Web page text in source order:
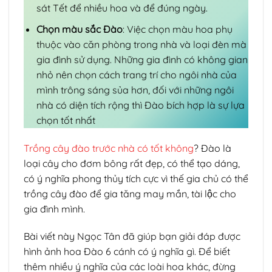
sát Tết để nhiều hoa và để đúng ngày.
Chọn màu sắc Đào: Việc chọn màu hoa phụ
thuộc vào căn phòng trong nhà và loại đèn mà
gia đình sử dụng. Những gia đình có không gian
nhỏ nên chọn cách trang trí cho ngôi nhà của
mình trông sáng sủa hơn, đối với những ngôi
nhà có diện tích rộng thì Đào bích hợp là sự lựa
chọn tốt nhất
Trồng cây đào trước nhà có tốt không? Đào là
loại cây cho đơm bông rất đẹp, có thể tạo dáng,
có ý nghĩa phong thủy tích cực vì thế gia chủ có thể
trồng cây đào để gia tăng may mắn, tài lộc cho
gia đình mình.
Bài viết này Ngọc Tân đã giúp bạn giải đáp được
hình ảnh hoa Đào 6 cánh có ý nghĩa gì. Để biết
thêm nhiều ý nghĩa của các loài hoa khác, đừng